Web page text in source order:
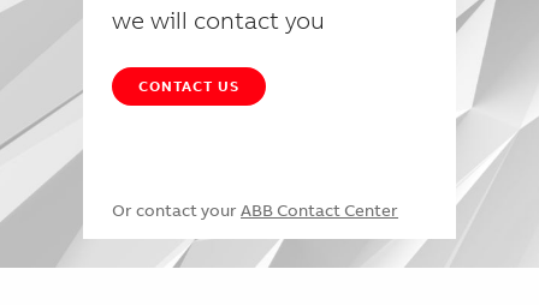
we will contact you
CONTACT US
Or contact your ABB Contact Center